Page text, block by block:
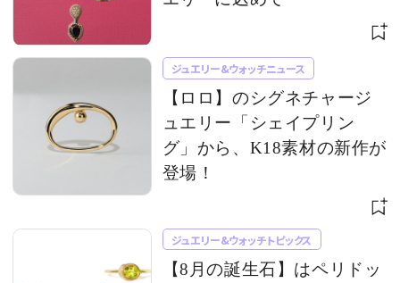
ジュエリー&ウォッチニュース
【ロロ】のシグネチャージ
ュエリー「シェイプリン
グ」から、K18素材の新作が
登場！
ジュエリー&ウォッチトピックス
【8月の誕生石】はペリドッ